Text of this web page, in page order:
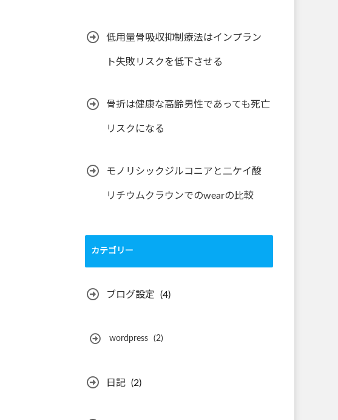
低用量骨吸収抑制療法はインプラン
ト失敗リスクを低下させる
骨折は健康な高齢男性であっても死亡
リスクになる
モノリシックジルコニアと二ケイ酸
リチウムクラウンでのwearの比較
カテゴリー
ブログ設定 (4)
wordpress (2)
日記 (2)